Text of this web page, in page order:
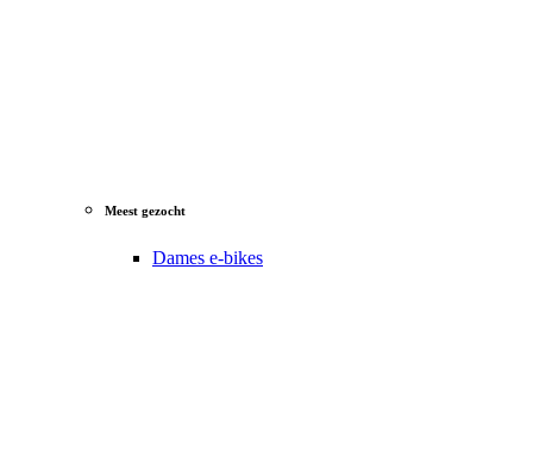
Meest gezocht
Dames e-bikes